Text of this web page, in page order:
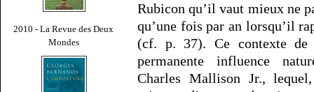
2010 - La Revue des Deux
Mondes
Rubicon qu’il vaut mieux ne
qu’une fois par an lorsqu’il
(cf. p. 37). Ce contexte
permanente influence
Charles Mallison Jr.,